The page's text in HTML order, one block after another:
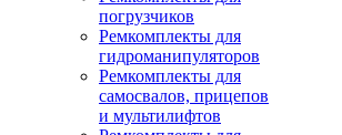
погрузчиков
Ремкомплекты для
гидроманипуляторов
Ремкомплекты для
самосвалов, прицепов
и мультилифтов